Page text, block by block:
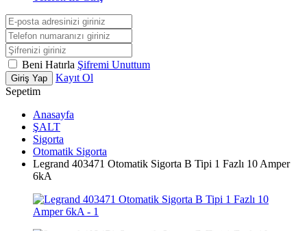
Beni Hatırla Şifremi Unuttum
Giriş Yap
Kayıt Ol
Sepetim
Anasayfa
ŞALT
Sigorta
Otomatik Sigorta
Legrand 403471 Otomatik Sigorta B Tipi 1 Fazlı 10 Amper
6kA